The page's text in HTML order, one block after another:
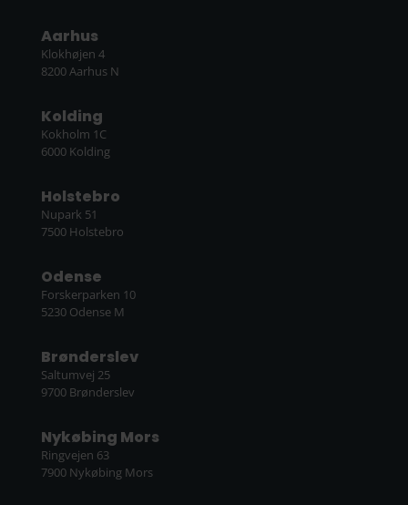
Aarhus
Klokhøjen 4
8200 Aarhus N
Kolding
Kokholm 1C
6000 Kolding
Holstebro
Nupark 51
7500 Holstebro
Odense
Forskerparken 10
5230 Odense M
Brønderslev
Saltumvej 25
9700 Brønderslev
Nykøbing Mors
Ringvejen 63
7900 Nykøbing Mors